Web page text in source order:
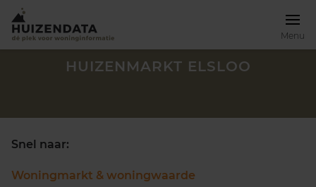
Menu
HUIZENMARKT ELSLOO
Snel naar:
Woningmarkt & woningwaarde